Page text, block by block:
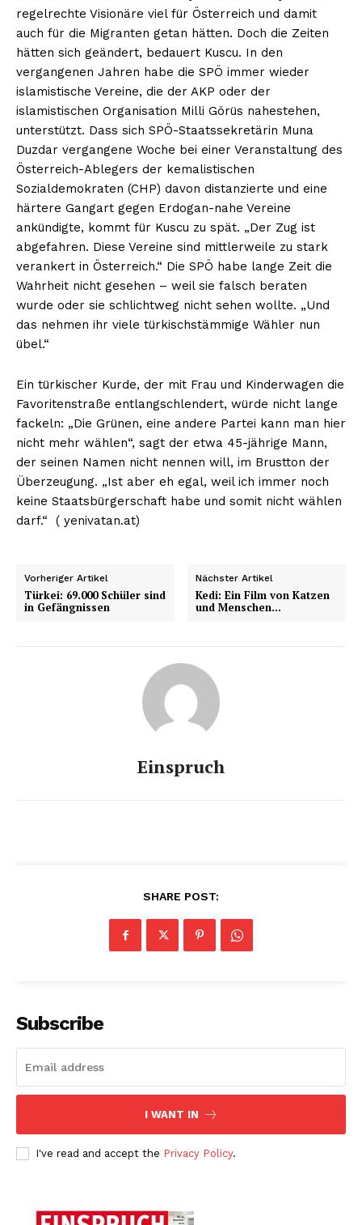
My account
regelrechte Visionäre viel für Österreich und damit
auch für die Migranten getan hätten. Doch die Zeiten
hätten sich geändert, bedauert Kuscu. In den
vergangenen Jahren habe die SPÖ immer wieder
islamistische Vereine, die der AKP oder der
islamistischen Organisation Milli Görüs nahestehen,
unterstützt. Dass sich SPÖ-Staatssekretärin Muna
Duzdar vergangene Woche bei einer Veranstaltung des
Österreich-Ablegers der kemalistischen
Sozialdemokraten (CHP) davon distanzierte und eine
härtere Gangart gegen Erdogan-nahe Vereine
ankündigte, kommt für Kuscu zu spät. „Der Zug ist
abgefahren. Diese Vereine sind mittlerweile zu stark
verankert in Österreich.“ Die SPÖ habe lange Zeit die
Wahrheit nicht gesehen – weil sie falsch beraten
wurde oder sie schlichtweg nicht sehen wollte. „Und
das nehmen ihr viele türkischstämmige Wähler nun
übel.“
Ein türkischer Kurde, der mit Frau und Kinderwagen die
Favoritenstraße entlangschlendert, würde nicht lange
fackeln: „Die Grünen, eine andere Partei kann man hier
nicht mehr wählen“, sagt der etwa 45-jährige Mann,
der seinen Namen nicht nennen will, im Brustton der
Überzeugung. „Ist aber eh egal, weil ich immer noch
keine Staatsbürgerschaft habe und somit nicht wählen
darf.“ ( yenivatan.at)
Vorheriger Artikel
Türkei: 69.000 Schüler sind
in Gefängnissen
Nächster Artikel
Kedi: Ein Film von Katzen
und Menschen…
Einspruch
SHARE POST:
Subscribe
I WANT IN
I've read and accept the Privacy Policy.